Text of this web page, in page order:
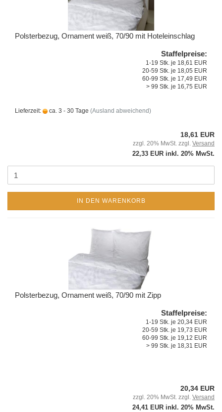
Polsterbezug, Ornament weiß, 70/90 mit Hoteleinschlag
Staffelpreise:
1-19 Stk. je 18,61 EUR
20-59 Stk. je 18,05 EUR
60-99 Stk. je 17,49 EUR
> 99 Stk. je 16,75 EUR
Lieferzeit: ca. 3 - 30 Tage (Ausland abweichend)
18,61 EUR
zzgl. 20% MwSt. zzgl. Versand
22,33 EUR inkl. 20% MwSt.
IN DEN WARENKORB
Polsterbezug, Ornament weiß, 70/90 mit Zipp
Staffelpreise:
1-19 Stk. je 20,34 EUR
20-59 Stk. je 19,73 EUR
60-99 Stk. je 19,12 EUR
> 99 Stk. je 18,31 EUR
20,34 EUR
zzgl. 20% MwSt. zzgl. Versand
24,41 EUR inkl. 20% MwSt.